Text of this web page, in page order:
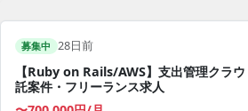
募集中 28日前
【Ruby on Rails/AWS】支出管理クラ
託案件・フリーランス求人